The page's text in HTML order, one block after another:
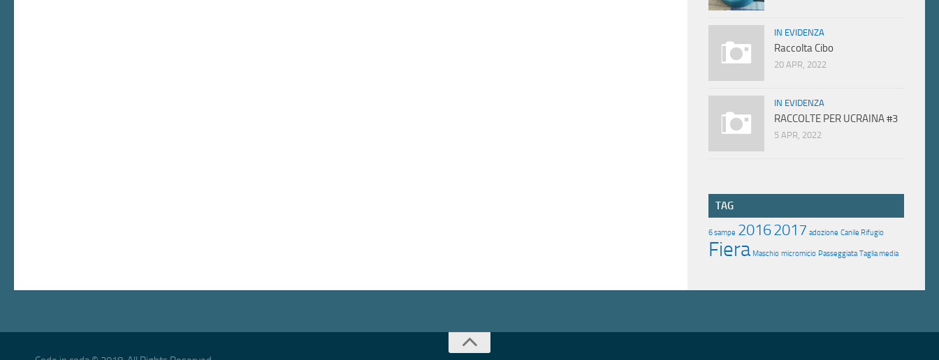
IN EVIDENZA
Raccolta Cibo
20 APR, 2022
IN EVIDENZA
RACCOLTE PER UCRAINA #3
5 APR, 2022
TAG
6 sampe 20162017 adozione Canile Rifugio
Fiera Maschio micromicio Passeggiata Taglia media